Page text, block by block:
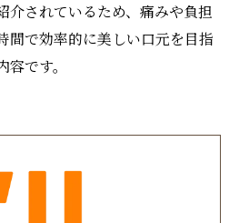
介されているため、痛みや負担
間で効率的に美しい口元を目指
です。